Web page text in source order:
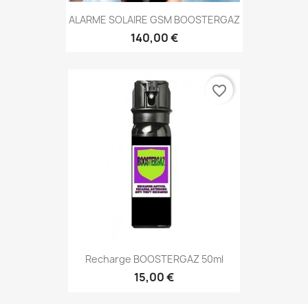
ALARME SOLAIRE GSM BOOSTERGAZ
140,00 €
Recharge BOOSTERGAZ 50ml
15,00 €
favorite_border